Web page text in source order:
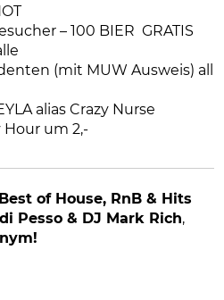
– 100 BIER GRATIS
(mit MUW Ausweis) all
alias Crazy Nurse
um 2,-
Best of House, RnB & Hits
Pesso & DJ Mark Rich,